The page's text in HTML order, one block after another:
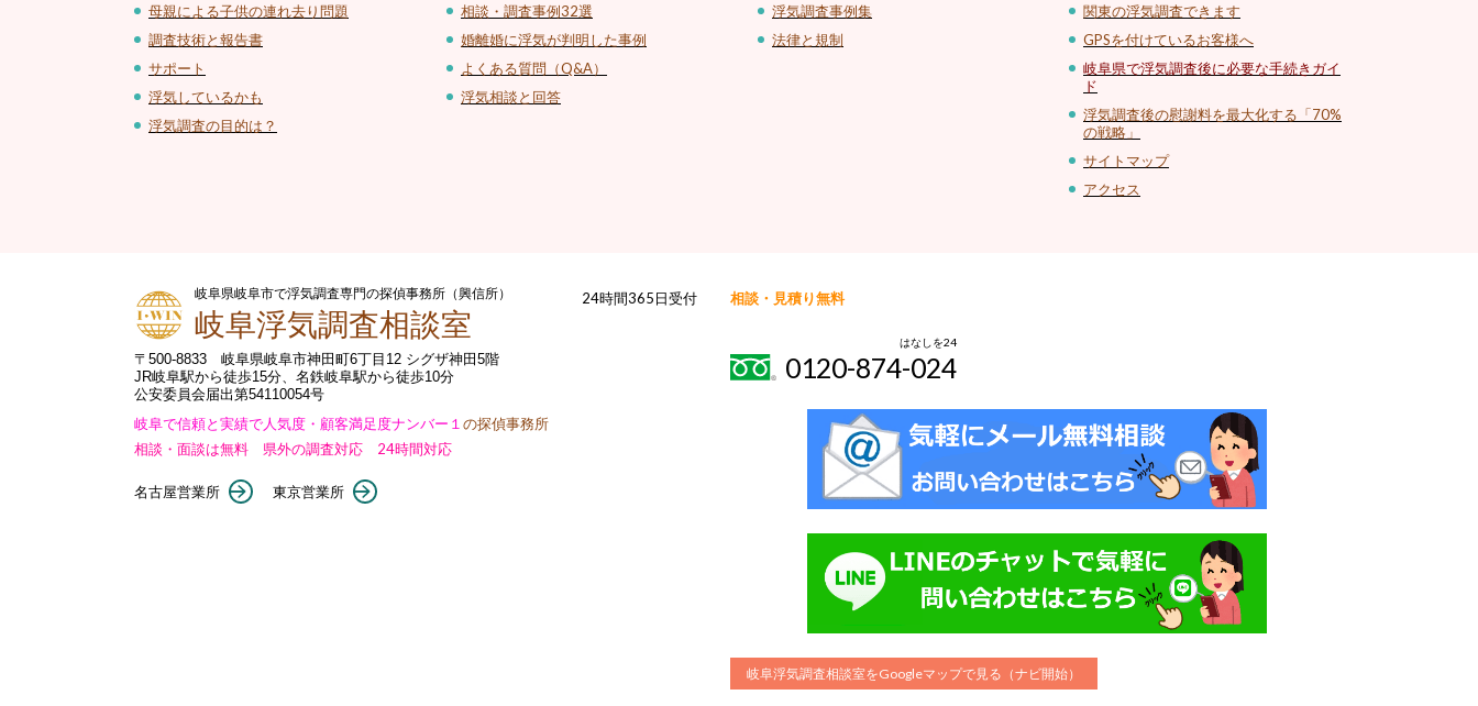
母親による子供の連れ去り問題
調査技術と報告書
サポート
浮気しているかも
浮気調査の目的は？
相談・調査事例32選
婚離婚に浮気が判明した事例
よくある質問（Q&A）
浮気相談と回答
浮気調査事例集
法律と規制
関東の浮気調査できます
GPSを付けているお客様へ
岐阜県で浮気調査後に必要な手続きガイ
ド
浮気調査後の慰謝料を最大化する「70%
の戦略」
サイトマップ
アクセス
岐阜県岐阜市で浮気調査専門の探偵事務所（興信所）
岐阜浮気調査相談室
〒500-8833 岐阜県岐阜市神田町6丁目12 シグザ神田5階
JR岐阜駅から徒歩15分、名鉄岐阜駅から徒歩10分
公安委員会届出第54110054号
岐阜で信頼と実績で人気度・顧客満足度ナンバー１ の探偵事務所
相談・面談は無料 県外の調査対応 24時間対応
名古屋営業所 東京営業所
24時間365日受付 相談・見積り無料
はなしを24
0120-874-024
岐阜浮気調査相談室をGoogleマップで見る（ナビ開始）